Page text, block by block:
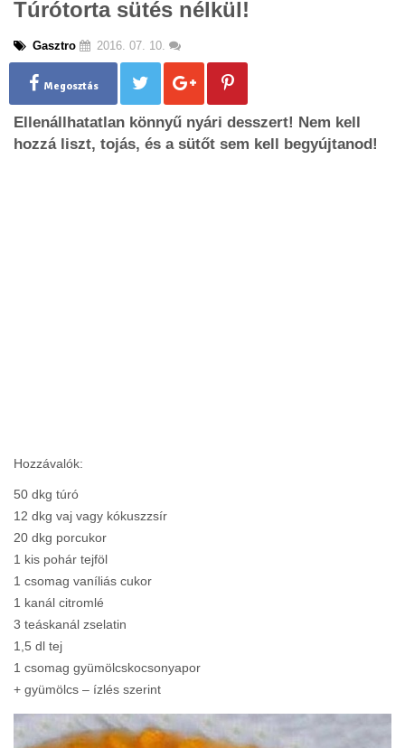
g
Túrótorta sütés nélkül!
Gasztro 2016. 07. 10.
Megosztás
Ellenállhatatlan könnyű nyári desszert! Nem kell
hozzá liszt, tojás, és a sütőt sem kell begyújtanod!
Hozzávalók:
50 dkg túró
12 dkg vaj vagy kókuszzsír
20 dkg porcukor
1 kis pohár tejföl
1 csomag vaníliás cukor
1 kanál citromlé
3 teáskanál zselatin
1,5 dl tej
1 csomag gyümölcskocsonyapor
+ gyümölcs – ízlés szerint